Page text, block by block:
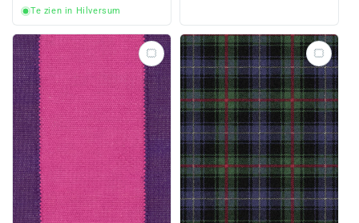
prijsTe zien in Hilversum